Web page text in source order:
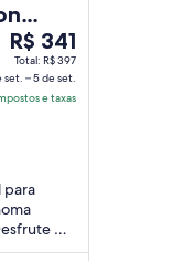
O
preço
é
de
para
uma
estadia
R$ 341
Total: R$ 397
set. – 5 de set.
e taxas
para
de
e 2